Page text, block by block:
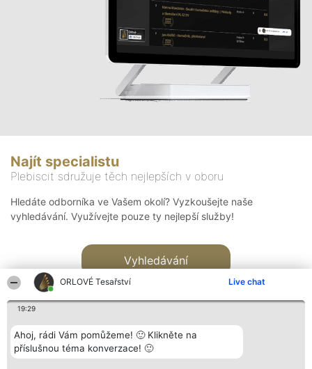
ORLOVÉ Tesařství Live chat
19:29
Ahoj, rádi Vám pomůžeme! 🙂 Klikněte na
příslušnou téma konverzace! 🙂
Najít specialistu
Plebiscit sdružuje těch nejlepších v oboru
Hledáte odborníka ve Vašem okolí? Vyzkoušejte naše
vyhledávání. Využívejte pouze ty nejlepší služby!
Vyhledávání